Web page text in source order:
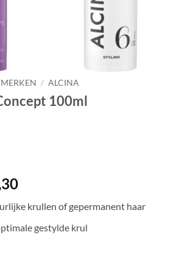
MERKEN / ALCINA
100ml
Huidige
is:
€ 15,30.
krullen of gepermanent haar
gestylde krul